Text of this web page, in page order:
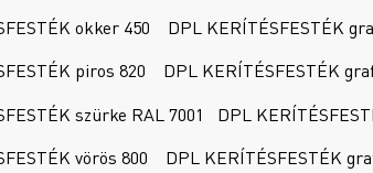
okker 450 DPL KERÍTÉSFESTÉK
piros 820 DPL KERÍTÉSFESTÉK
szürke RAL 7001 DPL
vörös 800 DPL KERÍTÉSFESTÉK